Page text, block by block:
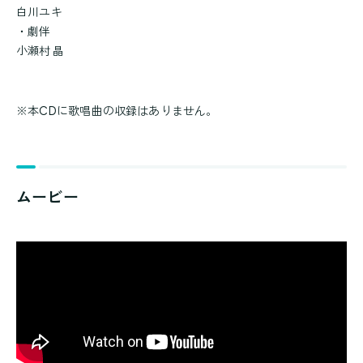
白川ユキ
・劇伴
小瀬村 晶
※本CDに歌唱曲の収録はありません。
ムービー